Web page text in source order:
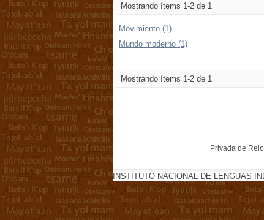
Mostrando ítems 1-2 de 1
Movimiento (1)
Mundo moderno (1)
Mostrando ítems 1-2 de 1
Privada de
INSTITUTO NACIONAL DE LENGUAS